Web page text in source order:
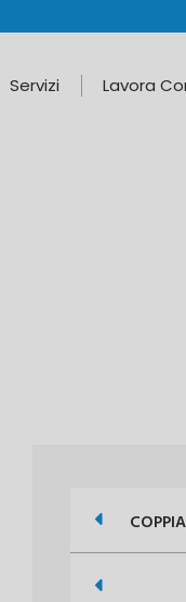
Servizi Lavora